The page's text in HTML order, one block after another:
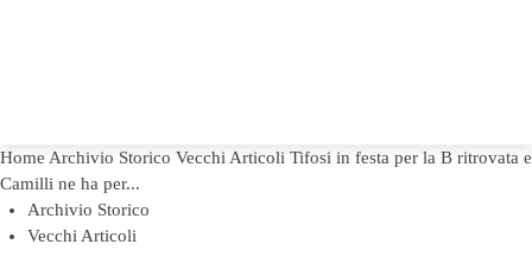
Home Archivio Storico Vecchi Articoli Tifosi in festa per la B ritrovata e
Camilli ne ha per...
Archivio Storico
Vecchi Articoli